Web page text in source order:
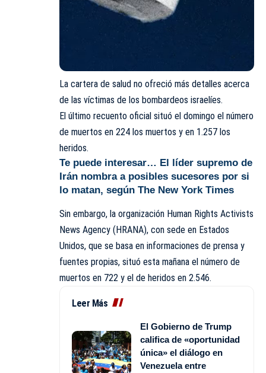
La cartera de salud no ofreció más detalles acerca
de las víctimas de los bombardeos israelíes.
El último recuento oficial situó el domingo el número
de muertos en 224 los muertos y en 1.257 los
heridos.
Te puede interesar… El líder supremo de
Irán nombra a posibles sucesores por si
lo matan, según The New York Times
Sin embargo, la organización Human Rights Activists
News Agency (HRANA), con sede en Estados
Unidos, que se basa en informaciones de prensa y
fuentes propias, situó esta mañana el número de
muertos en 722 y el de heridos en 2.546.
Leer Más
El Gobierno de Trump
califica de «oportunidad
única» el diálogo en
Venezuela entre